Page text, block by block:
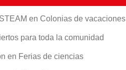
en Colonias de vacaciones
para toda la comunidad
en Ferias de ciencias